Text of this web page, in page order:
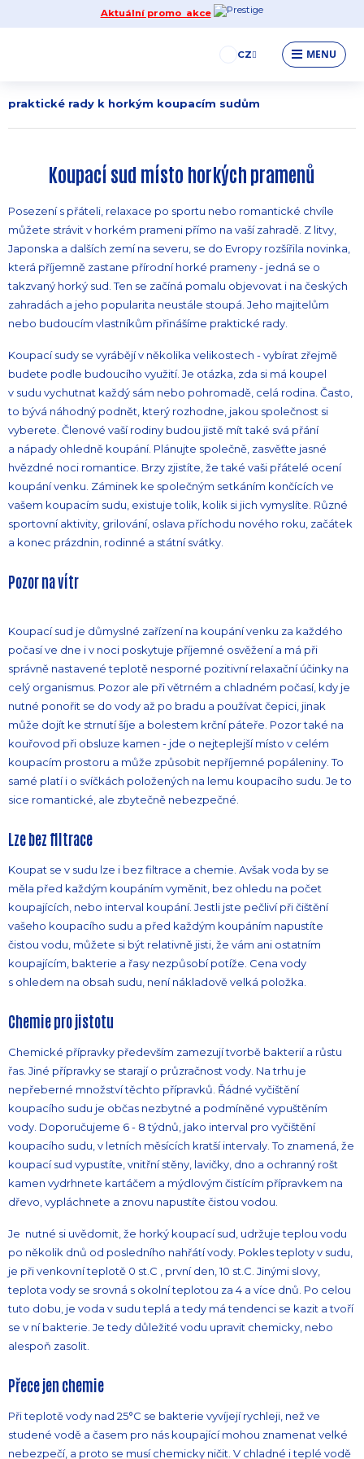
Aktuální promo akce
CZ MENU
praktické rady k horkým koupacím sudům
praktické rady k horkým koupacím sudům
Koupací sud místo horkých pramenů
Posezení s přáteli, relaxace po sportu nebo romantické chvíle
můžete strávit v horkém prameni přímo na vaší zahradě. Z litvy,
Japonska a dalších zemí na severu, se do Evropy rozšířila novinka,
která příjemně zastane přírodní horké prameny - jedná se o
takzvaný horký sud. Ten se začíná pomalu objevovat i na českých
zahradách a jeho popularita neustále stoupá. Jeho majitelům
nebo budoucím vlastníkům přinášíme praktické rady.
Koupací sudy se vyrábějí v několika velikostech - vybírat zřejmě
budete podle budoucího využití. Je otázka, zda si má koupel
v sudu vychutnat každý sám nebo pohromadě, celá rodina. Často,
to bývá náhodný podnět, který rozhodne, jakou společnost si
vyberete. Členové vaší rodiny budou jistě mít také svá přání
a nápady ohledně koupání. Plánujte společně, zasvěťte jasné
hvězdné noci romantice. Brzy zjistíte, že také vaši přátelé ocení
koupání venku. Záminek ke společným setkáním končících ve
vašem koupacím sudu, existuje tolik, kolik si jich vymyslíte. Různé
sportovní aktivity, grilování, oslava příchodu nového roku, začátek
a konec prázdnin, rodinné a státní svátky.
Pozor na vítr
Koupací sud je důmyslné zařízení na koupání venku za každého
počasí ve dne i v noci poskytuje příjemné osvěžení a má při
správně nastavené teplotě nesporné pozitivní relaxační účinky na
celý organismus. Pozor ale při větrném a chladném počasí, kdy je
nutné ponořit se do vody až po bradu a používat čepici, jinak
může dojít ke strnutí šíje a bolestem krční páteře. Pozor také na
kouřovod při obsluze kamen - jde o nejteplejší místo v celém
koupacím prostoru a může způsobit nepříjemné popáleniny. To
samé platí i o svíčkách položených na lemu koupacího sudu. Je to
sice romantické, ale zbytečně nebezpečné.
Lze bez filtrace
Koupat se v sudu lze i bez filtrace a chemie. Avšak voda by se
měla před každým koupáním vyměnit, bez ohledu na počet
koupajících, nebo interval koupání. Jestli jste pečliví při čištění
vašeho koupacího sudu a před každým koupáním napustíte
čistou vodu, můžete si být relativně jisti, že vám ani ostatním
koupajícím, bakterie a řasy nezpůsobí potíže. Cena vody
s ohledem na obsah sudu, není nákladově velká položka.
Chemie pro jistotu
Chemické přípravky především zamezují tvorbě bakterií a růstu
řas. Jiné přípravky se starají o průzračnost vody. Na trhu je
nepřeberné množství těchto přípravků. Řádné vyčištění
koupacího sudu je občas nezbytné a podmíněné vypuštěním
vody. Doporučujeme 6 - 8 týdnů, jako interval pro vyčištění
koupacího sudu, v letních měsících kratší intervaly. To znamená, že
koupací sud vypustíte, vnitřní stěny, lavičky, dno a ochranný rošt
kamen vydrhnete kartáčem a mýdlovým čistícím přípravkem na
dřevo, vypláchnete a znovu napustíte čistou vodou.
Je nutné si uvědomit, že horký koupací sud, udržuje teplou vodu
po několik dnů od posledního nahřátí vody. Pokles teploty v sudu,
je při venkovní teplotě 0 st.C , první den, 10 st.C. Jinými slovy,
teplota vody se srovná s okolní teplotou za 4 a více dnů. Po celou
tuto dobu, je voda v sudu teplá a tedy má tendenci se kazit a tvoří
se v ní bakterie. Je tedy důležité vodu upravit chemicky, nebo
alespoň zasolit.
Přece jen chemie
Při teplotě vody nad 25°C se bakterie vyvíjejí rychleji, než ve
studené vodě a časem pro nás koupající mohou znamenat velké
nebezpečí, a proto se musí chemicky ničit. V chladné i teplé vodě